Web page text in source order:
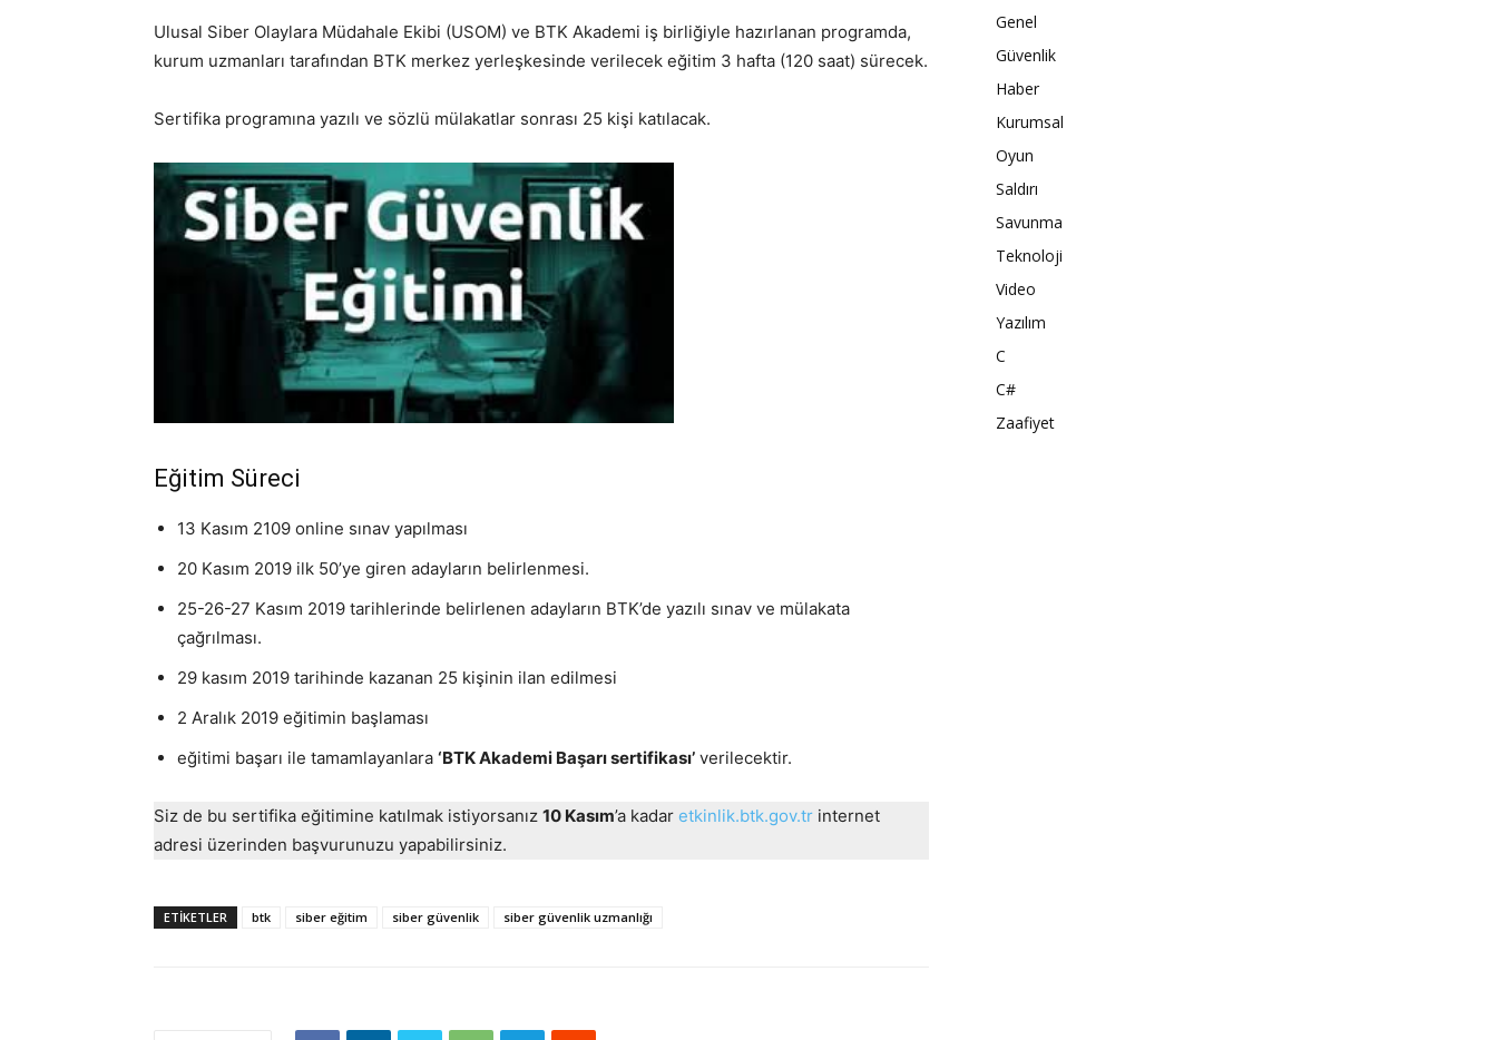
Ulusal Siber Olaylara Müdahale Ekibi (USOM) ve BTK Akademi iş birliğiyle hazırlanan programda,
kurum uzmanları tarafından BTK merkez yerleşkesinde verilecek eğitim 3 hafta (120 saat) sürecek.
Sertifika programına yazılı ve sözlü mülakatlar sonrası 25 kişi katılacak.
Eğitim Süreci
13 Kasım 2109 online sınav yapılması
20 Kasım 2019 ilk 50’ye giren adayların belirlenmesi.
25-26-27 Kasım 2019 tarihlerinde belirlenen adayların BTK’de yazılı sınav ve mülakata
çağrılması.
29 kasım 2019 tarihinde kazanan 25 kişinin ilan edilmesi
2 Aralık 2019 eğitimin başlaması
eğitimi başarı ile tamamlayanlara ‘BTK Akademi Başarı sertifikası’ verilecektir.
Siz de bu sertifika eğitimine katılmak istiyorsanız 10 Kasım’a kadar etkinlik.btk.gov.tr internet
adresi üzerinden başvurunuzu yapabilirsiniz.
ETIKETLER btk siber eğitim siber güvenlik siber güvenlik uzmanlığı
Genel
Güvenlik
Haber
Kurumsal
Oyun
Saldırı
Savunma
Teknoloji
Video
Yazılım
C
C#
Zaafiyet